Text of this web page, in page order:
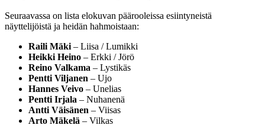
Seuraavassa on lista elokuvan päärooleissa esiintyneistä
näyttelijöistä ja heidän hahmoistaan:
Raili Mäki– Liisa / Lumikki
Heikki Heino – Erkki / Jörö
Reino Valkama – Lystikäs
Pentti Viljanen – Ujo
Hannes Veivo – Unelias
Pentti Irjala – Nuhanenä
Antti Väisänen – Viisas
Arto Mäkelä – Vilkas